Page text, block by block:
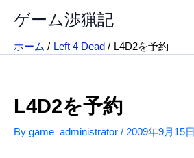
ス
ゲーム渉猟記
ホーム Left 4 Dead L4D2を予約
L4D2を予約
By game_administrator / 2009年9月15日